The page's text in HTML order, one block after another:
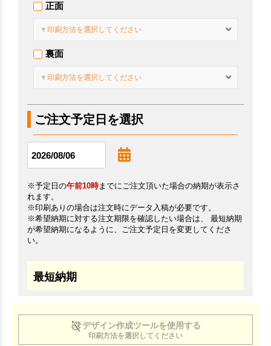
正面
▼印刷方法を選択してください
裏面
▼印刷方法を選択してください
ご注文予定日を選択
※予定日の午前10時までにご注文頂いた場合の納期が表示さ
れます。
※印刷ありの場合は注文時にデータ入稿が必要です。
※希望納期に対する注文期限を確認したい場合は、 最短納期
が希望納期になるように、ご注文予定日を変更してくださ
い。
最短納期
デザイン作成ツールを使用する
印刷方法を選択してください